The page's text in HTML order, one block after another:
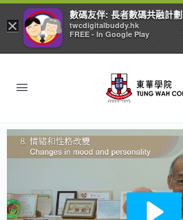
×
數碼友伴: 長者數碼共融計劃
twcdigitalbuddy.hk
FREE - In Google Play